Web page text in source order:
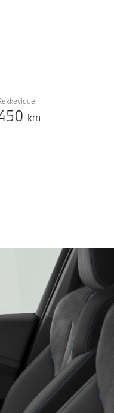
km